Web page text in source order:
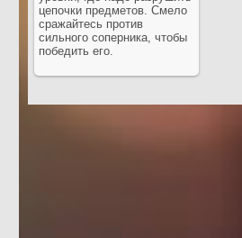
цепочки предметов. Смело
сражайтесь против
сильного соперника, чтобы
победить его.